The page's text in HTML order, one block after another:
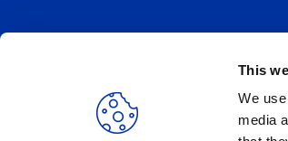
This
We
media